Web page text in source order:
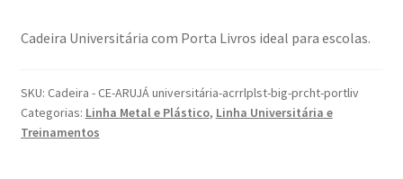
Cadeira Universitária com Porta Livros ideal para escolas.
SKU: Cadeira - CE-ARUJÁ universitária-acrrlplst-big-prcht-portliv
Categorias: Linha Metal e Plástico, Linha Universitária e
Treinamentos